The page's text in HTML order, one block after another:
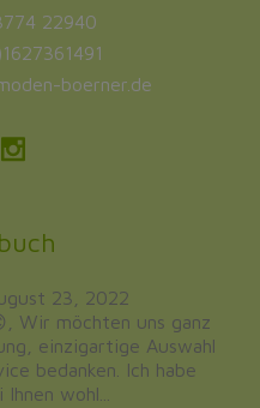
22940
boerner.de
23, 2022
Wir möchten uns ganz
einzigartige Auswahl
bedanken. Ich habe
wohl...